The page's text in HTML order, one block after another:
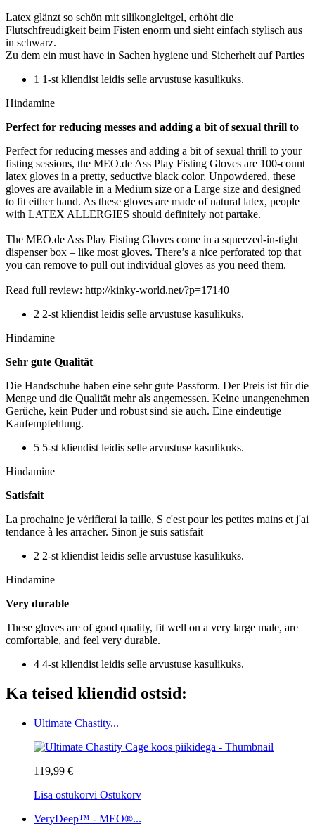
Latex glänzt so schön mit silikongleitgel, erhöht die
Flutschfreudigkeit beim Fisten enorm und sieht einfach stylisch aus
in schwarz.
Zu dem ein must have in Sachen hygiene und Sicherheit auf Parties
1 1-st kliendist leidis selle arvustuse kasulikuks.
Hindamine
Perfect for reducing messes and adding a bit of sexual thrill to
Perfect for reducing messes and adding a bit of sexual thrill to your
fisting sessions, the MEO.de Ass Play Fisting Gloves are 100-count
latex gloves in a pretty, seductive black color. Unpowdered, these
gloves are available in a Medium size or a Large size and designed
to fit either hand. As these gloves are made of natural latex, people
with LATEX ALLERGIES should definitely not partake.
The MEO.de Ass Play Fisting Gloves come in a squeezed-in-tight
dispenser box – like most gloves. There’s a nice perforated top that
you can remove to pull out individual gloves as you need them.
Read full review: http://kinky-world.net/?p=17140
2 2-st kliendist leidis selle arvustuse kasulikuks.
Hindamine
Sehr gute Qualität
Die Handschuhe haben eine sehr gute Passform. Der Preis ist für die
Menge und die Qualität mehr als angemessen. Keine unangenehmen
Gerüche, kein Puder und robust sind sie auch. Eine eindeutige
Kaufempfehlung.
5 5-st kliendist leidis selle arvustuse kasulikuks.
Hindamine
Satisfait
La prochaine je vérifierai la taille, S c'est pour les petites mains et j'ai
tendance à les arracher. Sinon je suis satisfait
2 2-st kliendist leidis selle arvustuse kasulikuks.
Hindamine
Very durable
These gloves are of good quality, fit well on a very large male, are
comfortable, and feel very durable.
4 4-st kliendist leidis selle arvustuse kasulikuks.
Ka teised kliendid ostsid:
Ultimate Chastity...
119,99 €
Lisa ostukorvi Ostukorv
VeryDeep™ - MEO®...